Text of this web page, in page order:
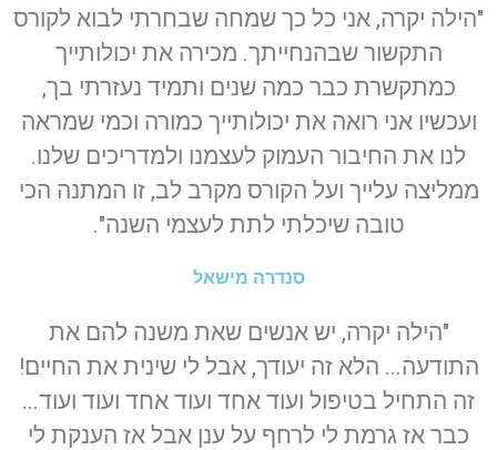
"הילה יקרה, אני כל כך שמחה שבחרתי לבוא לקורס
התקשור שבהנחייתך. מכירה את יכולותייך
כמתקשרת כבר כמה שנים ותמיד נעזרתי בך,
ועכשיו אני רואה את יכולותייך כמורה וכמי שמראה
לנו את החיבור העמוק לעצמנו ולמדריכים שלנו.
ממליצה עלייך ועל הקורס מקרב לב, זו המתנה הכי
טובה שיכלתי לתת לעצמי השנה".
סנדרה מישאל
"הילה יקרה, יש אנשים שאת משנה להם את
התודעה... הלא זה יעודך, אבל לי שינית את החיים!
זה התחיל בטיפול ועוד אחד ועוד אחד ועוד ועוד...
כבר אז גרמת לי לרחף על ענן אבל אז הענקת לי